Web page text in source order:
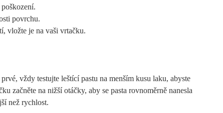
povrchu.
vložte je na vaši vrtačku.
prvé, vždy testujte leštící pastu na menším kusu laku, abyste
začněte na nižší otáčky, aby se pasta rovnoměrně nanesla
než rychlost.